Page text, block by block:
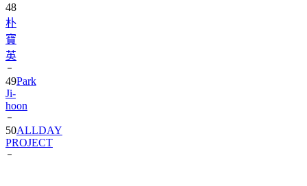
48
朴
寶
英
49Park
Ji-
hoon
50ALLDAY
PROJECT